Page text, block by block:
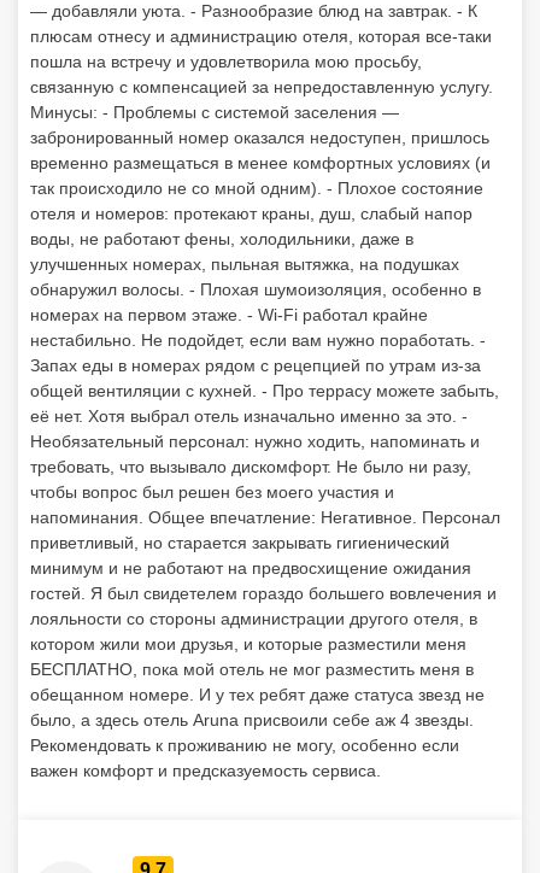
— добавляли уюта. - Разнообразие блюд на завтрак. - К
плюсам отнесу и администрацию отеля, которая все-таки
пошла на встречу и удовлетворила мою просьбу,
связанную с компенсацией за непредоставленную услугу.
Минусы: - Проблемы с системой заселения —
забронированный номер оказался недоступен, пришлось
временно размещаться в менее комфортных условиях (и
так происходило не со мной одним). - Плохое состояние
отеля и номеров: протекают краны, душ, слабый напор
воды, не работают фены, холодильники, даже в
улучшенных номерах, пыльная вытяжка, на подушках
обнаружил волосы. - Плохая шумоизоляция, особенно в
номерах на первом этаже. - Wi-Fi работал крайне
нестабильно. Не подойдет, если вам нужно поработать. -
Запах еды в номерах рядом с рецепцией по утрам из-за
общей вентиляции с кухней. - Про террасу можете забыть,
её нет. Хотя выбрал отель изначально именно за это. -
Необязательный персонал: нужно ходить, напоминать и
требовать, что вызывало дискомфорт. Не было ни разу,
чтобы вопрос был решен без моего участия и
напоминания. Общее впечатление: Негативное. Персонал
приветливый, но старается закрывать гигиенический
минимум и не работают на предвосхищение ожидания
гостей. Я был свидетелем гораздо большего вовлечения и
лояльности со стороны администрации другого отеля, в
котором жили мои друзья, и которые разместили меня
БЕСПЛАТНО, пока мой отель не мог разместить меня в
обещанном номере. И у тех ребят даже статуса звезд не
было, а здесь отель Aruna присвоили себе аж 4 звезды.
Рекомендовать к проживанию не могу, особенно если
важен комфорт и предсказуемость сервиса.